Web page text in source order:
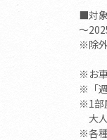
■対
～
※除
※お
※「
※1部
大
※各